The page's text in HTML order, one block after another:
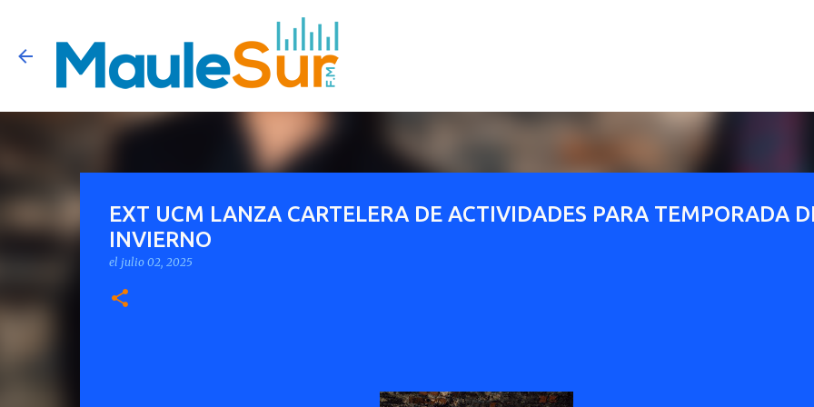
EXT UCM LANZA CARTELERA DE ACTIVIDADES PARA TEMPORADA
INVIERNO
el julio 02, 2025